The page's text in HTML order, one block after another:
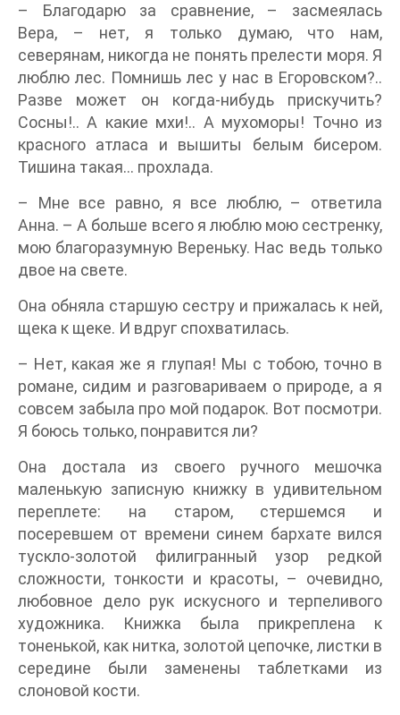
– Благодарю за сравнение, – засмеялась
Вера, – нет, я только думаю, что нам,
северянам, никогда не понять прелести моря. Я
люблю лес. Помнишь лес у нас в Егоровском?..
Разве может он когда-нибудь прискучить?
Сосны!.. А какие мхи!.. А мухоморы! Точно из
красного атласа и вышиты белым бисером.
Тишина такая… прохлада.
– Мне все равно, я все люблю, – ответила
Анна. – А больше всего я люблю мою сестренку,
мою благоразумную Вереньку. Нас ведь только
двое на свете.
Она обняла старшую сестру и прижалась к ней,
щека к щеке. И вдруг спохватилась.
– Нет, какая же я глупая! Мы с тобою, точно в
романе, сидим и разговариваем о природе, а я
совсем забыла про мой подарок. Вот посмотри.
Я боюсь только, понравится ли?
Она достала из своего ручного мешочка
маленькую записную книжку в удивительном
переплете: на старом, стершемся и
посеревшем от времени синем бархате вился
тускло-золотой филигранный узор редкой
сложности, тонкости и красоты, – очевидно,
любовное дело рук искусного и терпеливого
художника. Книжка была прикреплена к
тоненькой, как нитка, золотой цепочке, листки в
середине были заменены таблетками из
слоновой кости.